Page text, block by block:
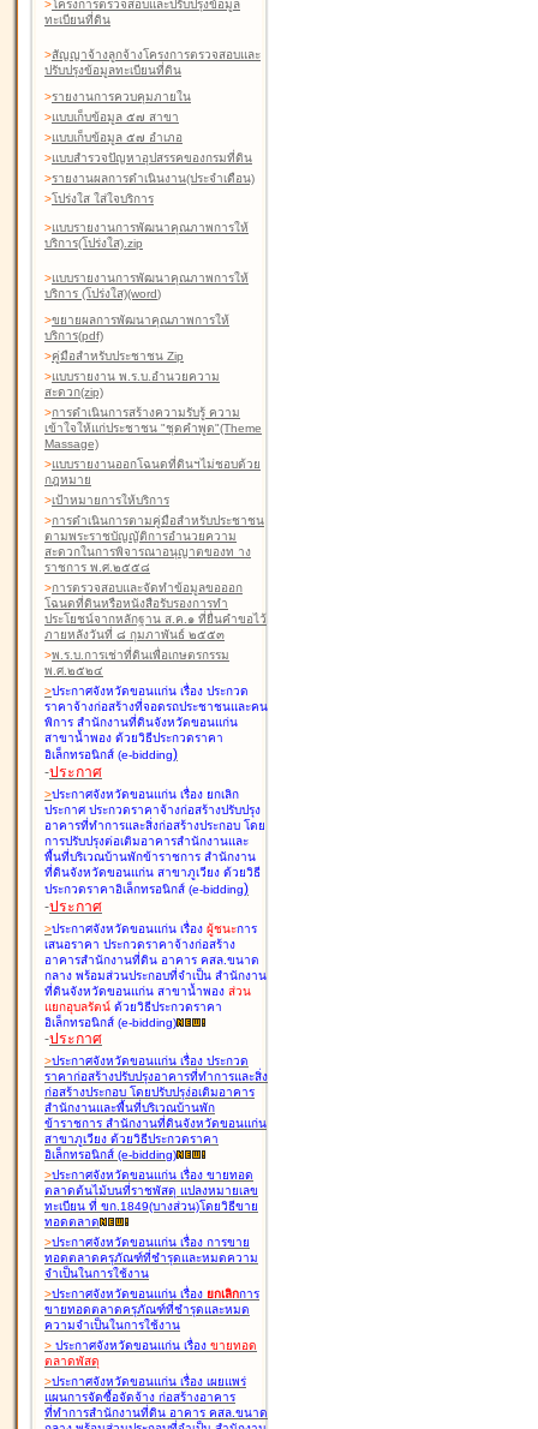
>โครงการตรวจสอบและปรับปรุงข้อมูล
ทะเบียนที่ดิน
>สัญญาจ้างลูกจ้างโครงการตรวจสอบและ
ปรับปรุงข้อมูลทะเบียนที่ดิน
>รายงานการควบคุมภายใน
>แบบเก็บข้อมูล ๕๗ สาขา
>แบบเก็บข้อมูล ๕๗ อำเภอ
>แบบสำรวจปัญหาอุปสรรคของกรมที่ดิน
>รายงานผลการดำเนินงาน(ประจำเดือน)
>โปร่งใส ใส่ใจบริการ
>แบบรายงานการพัฒนาคุณภาพการให้
บริการ(โปร่งใส).zip
>แบบรายงานการพัฒนาคุณภาพการให้
บริการ (โปร่งใส)(word)
>ขยายผลการพัฒนาคุณภาพการให้
บริการ(pdf)
>คู่มือสำหรับประชาชน Zip
>แบบรายงาน พ.ร.บ.อำนวยความ
สะดวก(zip)
>การดำเนินการสร้างความรับรู้ ความ
เข้าใจให้แก่ประชาชน "ชุดคำพูด"(Theme
Massage)
>แบบรายงานออกโฉนดที่ดินฯไม่ชอบด้วย
กฎหมาย
>เป้าหมายการให้บริการ
>การดำเนินการตามคู่มือสำหรับประชาชน
ตามพระราชบัญญัติการอำนวยความ
สะดวกในการพิจารณาอนุญาตของท าง
ราชการ พ.ศ.๒๕๕๘
>การตรวจสอบและจัดทำข้อมูลขอออก
โฉนดที่ดินหรือหนังสือรับรองการทำ
ประโยชน์จากหลักฐาน ส.ค.๑ ที่ยื่นคำขอไว้
ภายหลังวันที่ ๘ กุมภาพันธ์ ๒๕๕๓
>พ.ร.บ.การเช่าที่ดินเพื่อเกษตรกรรม
พ.ศ.๒๕๒๔
>ประกาศจังหวัดขอนแก่น เรื่อง ประกวด
ราคาจ้างก่อสร้างที่จอดรถประชาชนและคน
พิการ สำนักงานที่ดินจังหวัดขอนแก่น
สาขาน้ำพอง ด้วยวิธีประกวดราคา
อิเล็กทรอนิกส์ (e-bidding)
-ประกาศ
>ประกาศจังหวัดขอนแก่น เรื่อง ยกเลิก
ประกาศ ประกวดราคาจ้างก่อสร้างปรับปรุง
อาคารที่ทำการและสิ่งก่อสร้างประกอบ โดย
การปรับปรุงต่อเติมอาคารสำนักงานและ
พื้นที่บริเวณบ้านพักข้าราชการ สำนักงาน
ที่ดินจังหวัดขอนแก่น สาขาภูเวียง ด้วยวิธี
ประกวดราคาอิเล็กทรอนิกส์ (e-bidding)
-ประกาศ
>ประกาศจังหวัดขอนแก่น เรื่อง ผู้ชนะการ
เสนอราคา ประกวดราคาจ้างก่อสร้าง
อาคารสำนักงานที่ดิน อาคาร คสล.ขนาด
กลาง พร้อมส่วนประกอบที่จำเป็น สำนักงาน
ที่ดินจังหวัดขอนแก่น สาขาน้ำพอง ส่วน
แยกอุบลรัตน์ ด้วยวิธีประกวดราคา
อิเล็กทรอนิกส์ (e-bidding)
-ประกาศ
>ประกาศจังหวัดขอนแก่น เรื่อง ประกวด
ราคาก่อสร้างปรับปรุงอาคารที่ทำการและสิ่ง
ก่อสร้างประกอบ โดยปรับปรุง่อเติมอาคาร
สำนักงานและพื้นที่บริเวณบ้านพัก
ข้าราชการ สำนักงานที่ดินจังหวัดขอนแก่น
สาขาภูเวียง ด้วยวิธีประกวดราคา
อิเล็กทรอนิกส์ (e-bidding)
>ประกาศจังหวัดขอนแก่น เรื่อง ขายทอด
ตลาดต้นไม้บนที่ราชพัสดุ แปลงหมายเลข
ทะเบียน ที่ ขก.1849(บางส่วน)โดยวิธีขาย
ทอดตลาด
>ประกาศจังหวัดขอนแก่น เรื่อง การขาย
ทอดตลาดครุภัณฑ์ที่ชำรุดและหมดความ
จำเป็นในการใช้งาน
>ประกาศจังหวัดขอนแก่น เรื่อง ยกเลิกการ
ขายทอดตลาดครุภัณฑ์ที่ชำรุดและหมด
ความจำเป็นในการใช้งาน
> ประกาศจังหวัดขอนแก่น เรื่อง ขายทอด
ตลาดพัสดุ
>ประกาศจังหวัดขอนแก่น เรื่อง เผยแพร่
แผนการจัดซื้อจัดจ้าง ก่อสร้างอาคาร
ที่ทำการสำนักงานที่ดิน อาคาร คสล.ขนาด